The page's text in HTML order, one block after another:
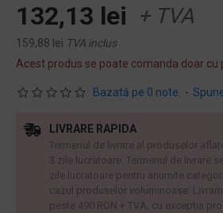
Bazată pe 0 note. -
132,13 lei + TVA
159,88 lei TVA inclus
Acest produs se poate comanda doar cu
LIVRARE RAPIDA
Termenul de livrare al produselor
3 zile lucratoare. Termenul de livrare
zile lucratoare pentru anumite
cazul produselor voluminoase.
peste 490 RON + TVA, cu exceptia